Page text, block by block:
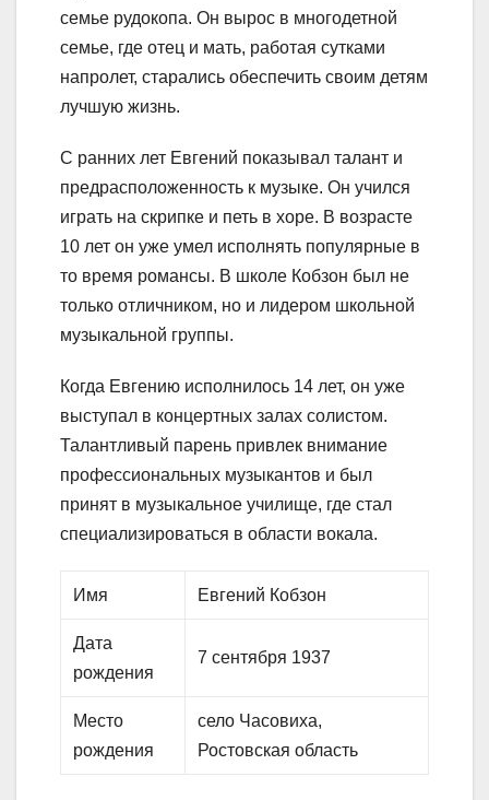
семье рудокопа. Он вырос в многодетной
семье, где отец и мать, работая сутками
напролет, старались обеспечить своим детям
лучшую жизнь.
С ранних лет Евгений показывал талант и
предрасположенность к музыке. Он учился
играть на скрипке и петь в хоре. В возрасте
10 лет он уже умел исполнять популярные в
то время романсы. В школе Кобзон был не
только отличником, но и лидером школьной
музыкальной группы.
Когда Евгению исполнилось 14 лет, он уже
выступал в концертных залах солистом.
Талантливый парень привлек внимание
профессиональных музыкантов и был
принят в музыкальное училище, где стал
специализироваться в области вокала.
Имя Евгений Кобзон
Дата
рождения
7 сентября 1937
Место
рождения
село Часовиха,
Ростовская область